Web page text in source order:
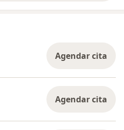
Agendar cita
Agendar cita